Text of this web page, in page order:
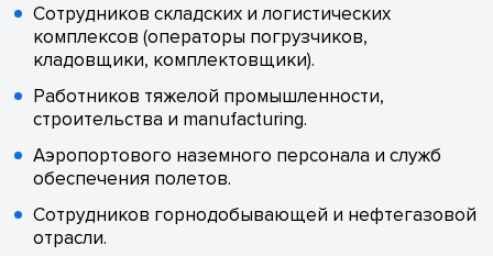
Сотрудников складских и логистических
комплексов (операторы погрузчиков,
кладовщики, комплектовщики).
Работников тяжелой промышленности,
строительства и manufacturing.
Аэропортового наземного персонала и служб
обеспечения полетов.
Сотрудников горнодобывающей и нефтегазовой
отрасли.